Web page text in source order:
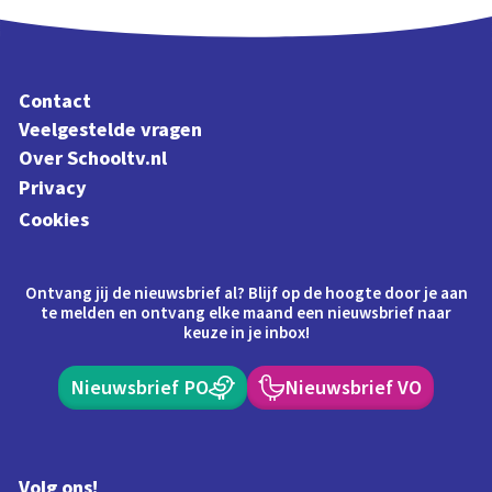
Contact
Veelgestelde vragen
Over Schooltv.nl
Privacy
Cookies
Ontvang jij de nieuwsbrief al? Blijf op de hoogte door je aan
te melden en ontvang elke maand een nieuwsbrief naar
keuze in je inbox!
Nieuwsbrief PO Nieuwsbrief VO